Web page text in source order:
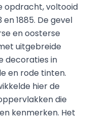
opdracht, voltooid
en 1885. De gevel
en oosterse
uitgebreide
decoraties in
en rode tinten.
hier de
die
kenmerken. Het